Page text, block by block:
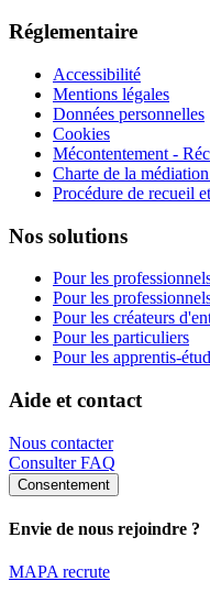
Réglementaire
Accessibilité
Mentions légales
Données personnelles
Cookies
Mécontentement -
Charte de la
Procédure de recueil
Nos solutions
Pour les
Pour les
Pour les créateurs
Pour les particuliers
Pour les apprentis-
Aide et contact
Nous contacter
Consulter FAQ
Consentement
Envie de nous rejoindre ?
MAPA recrute